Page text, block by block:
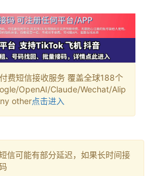
费短信接收服务 覆盖全球188个
OpenAI/Claude/Wechat/Alip
other点击进入
信可能有部分延迟，如果长时间接